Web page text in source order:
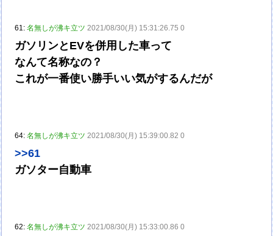
61:名無しが沸キ立ツ 2021/08/30(月) 15:31:26.75 0
ガソリンとEVを併用した車って
なんて名称なの？
これが一番使い勝手いい気がするんだが
64:名無しが沸キ立ツ 2021/08/30(月) 15:39:00.82 0
>>61
ガソター自動車
62:名無しが沸キ立ツ 2021/08/30(月) 15:33:00.86 0